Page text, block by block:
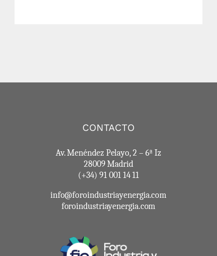
CONTACTO
Av. Menéndez Pelayo, 2 – 6ª Iz
28009 Madrid
(+34) 91 001 14 11
info@foroindustriayenergia.com
foroindustriayenergia.com